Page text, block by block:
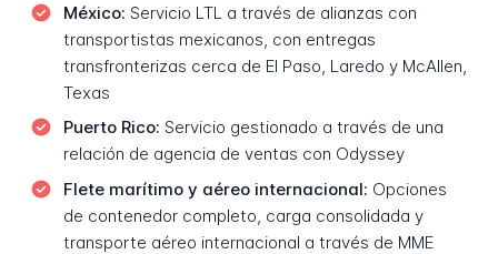
México: Servicio LTL a través de alianzas con
transportistas mexicanos, con entregas
transfronterizas cerca de El Paso, Laredo y McAllen,
Texas
Puerto Rico: Servicio gestionado a través de una
relación de agencia de ventas con Odyssey
Flete marítimo y aéreo internacional: Opciones
de contenedor completo, carga consolidada y
transporte aéreo internacional a través de MME